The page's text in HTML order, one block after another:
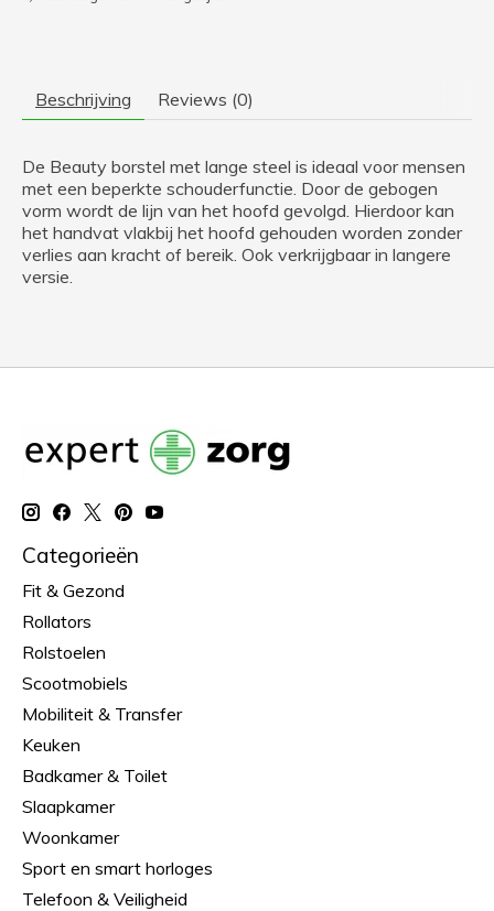
Beschrijving Reviews (0)
De Beauty borstel met lange steel is ideaal voor mensen
met een beperkte schouderfunctie. Door de gebogen
vorm wordt de lijn van het hoofd gevolgd. Hierdoor kan
het handvat vlakbij het hoofd gehouden worden zonder
verlies aan kracht of bereik. Ook verkrijgbaar in langere
versie.
Categorieën
Fit & Gezond
Rollators
Rolstoelen
Scootmobiels
Mobiliteit & Transfer
Keuken
Badkamer & Toilet
Slaapkamer
Woonkamer
Sport en smart horloges
Telefoon & Veiligheid